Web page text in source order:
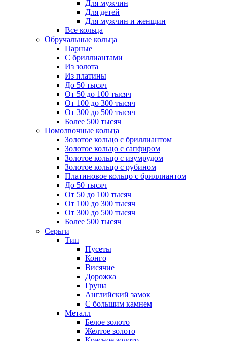
Для мужчин
Для детей
Для мужчин и женщин
Все кольца
Обручальные кольца
Парные
С бриллиантами
Из золота
Из платины
До 50 тысяч
От 50 до 100 тысяч
От 100 до 300 тысяч
От 300 до 500 тысяч
Более 500 тысяч
Помолвочные кольца
Золотое кольцо с бриллиантом
Золотое кольцо с сапфиром
Золотое кольцо с изумрудом
Золотое кольцо с рубином
Платиновое кольцо с бриллиантом
До 50 тысяч
От 50 до 100 тысяч
От 100 до 300 тысяч
От 300 до 500 тысяч
Более 500 тысяч
Серьги
Тип
Пусеты
Конго
Висячие
Дорожка
Груша
Английский замок
С большим камнем
Металл
Белое золото
Желтое золото